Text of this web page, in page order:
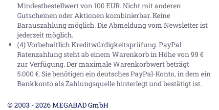
Mindestbestellwert von 100 EUR. Nicht mit anderen
Gutscheinen oder Aktionen kombinierbar. Keine
Barauszahlung möglich. Die Abmeldung vom Newsletter ist
jederzeit möglich.
(4) Vorbehaltlich Kreditwürdigkeitsprüfung. PayPal
Ratenzahlung steht ab einem Warenkorb in Höhe von99 €
zur Verfügung. Der maximale Warenkorbwert beträgt
5.000 €. Sie benötigen ein deutsches PayPal-Konto, in dem ein
Bankkonto als Zahlungsquelle hinterlegt und bestätigt ist.
© 2003 - 2026 MEGABAD GmbH